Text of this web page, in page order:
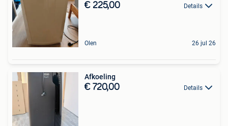
€ 225,00 Details
Olen 26 jul 26
Afkoeling
€ 720,00 Details